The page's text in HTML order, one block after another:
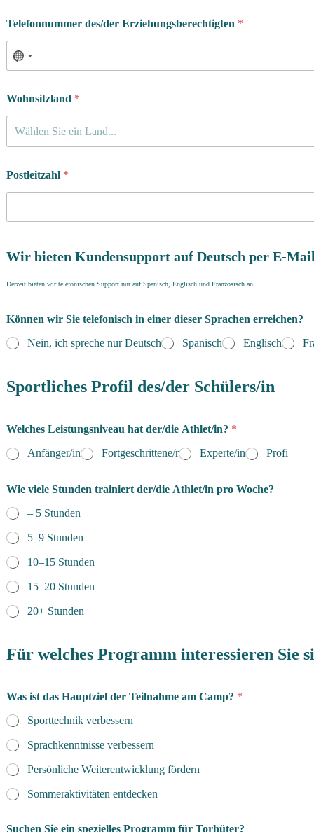
Telefonnummer des/der Erziehungsberechtigten *
Wohnsitzland *
Wählen Sie ein Land...
Postleitzahl *
Wir bieten Kundensupport auf Deutsch per E-
Derzeit bieten wir telefonischen Support nur auf Spanisch, Englisch und Französisch an.
Können wir Sie telefonisch in einer dieser Sprachen erreichen?
Nein, ich spreche nur Deutsch
Spanisch Englisch
Sportliches Profil des/der Schülers/in
Welches Leistungsniveau hat der/die Athlet/in? *
Anfänger/in
Fortgeschrittene/r Experte/in Profi
Wie viele Stunden trainiert der/die Athlet/in pro Woche?
– 5 Stunden
5–9 Stunden
10–15 Stunden
15–20 Stunden
20+ Stunden
Für welches Programm interessieren Sie
Was ist das Hauptziel der Teilnahme am Camp? *
Sporttechnik verbessern
Sprachkenntnisse verbessern
Persönliche Weiterentwicklung fördern
Sommeraktivitäten entdecken
Suchen Sie ein spezielles Programm für Torhüter?